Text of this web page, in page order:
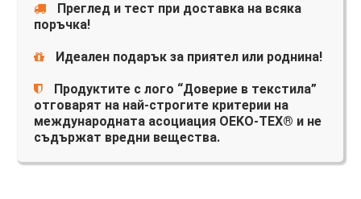
Преглед и тест при доставка на всяка
поръчка!
Идеален подарък за приятел или роднина!
Продуктите с лого “Доверие в текстила”
отговарят на най-строгите критерии на
международната асоциация OEKO-TEX® и не
съдържат вредни вещества.